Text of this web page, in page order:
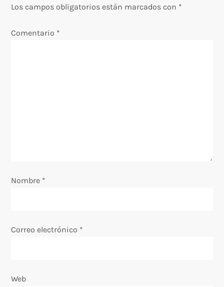
c
i
n
r
Los campos obligatorios están marcados con *
Comentario *
Nombre *
Correo electrónico *
Web